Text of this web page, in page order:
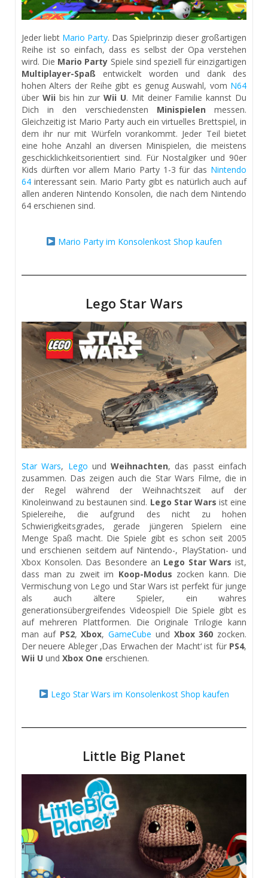
Jeder liebt Mario Party. Das Spielprinzip dieser großartigen
Reihe ist so einfach, dass es selbst der Opa verstehen
wird. Die Mario Party Spiele sind speziell für einzigartigen
Multiplayer-Spaß entwickelt worden und dank des
hohen Alters der Reihe gibt es genug Auswahl, vom N64
über Wii bis hin zurWii U. Mit deiner Familie kannst Du
Dich in den verschiedensten Minispielen messen.
Gleichzeitig ist Mario Party auch ein virtuelles Brettspiel, in
dem ihr nur mit Würfeln vorankommt. Jeder Teil bietet
eine hohe Anzahl an diversen Minispielen, die meistens
geschicklichkeitsorientiert sind. Für Nostalgiker und 90er
Kids dürften vor allem Mario Party 1-3 für das Nintendo
64 interessant sein. Mario Party gibt es natürlich auch auf
allen anderen Nintendo Konsolen, die nach dem Nintendo
64 erschienen sind.
Mario Party im Konsolenkost Shop kaufen
Lego Star Wars
Star Wars, Lego undWeihnachten, das passt einfach
zusammen. Das zeigen auch die Star Wars Filme, die in
der Regel während der Weihnachtszeit auf der
Kinoleinwand zu bestaunen sind. Lego Star Wars ist eine
Spielereihe, die aufgrund des nicht zu hohen
Schwierigkeitsgrades, gerade jüngeren Spielern eine
Menge Spaß macht. Die Spiele gibt es schon seit 2005
und erschienen seitdem auf Nintendo-, PlayStation- und
Xbox Konsolen. Das Besondere an Lego Star Wars ist,
dass man zu zweit im Koop-Modus zocken kann. Die
Vermischung von Lego und Star Wars ist perfekt für junge
als auch ältere Spieler, ein wahres
generationsübergreifendes Videospiel! Die Spiele gibt es
auf mehreren Plattformen. Die Originale Trilogie kann
man auf PS2,Xbox, GameCube und Xbox 360 zocken.
Der neuere Ableger ‚Das Erwachen der Macht‘ ist für PS4,
Wii U und Xbox One erschienen.
Lego Star Wars im Konsolenkost Shop kaufen
Little Big Planet